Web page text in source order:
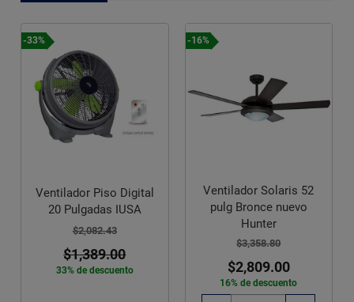
-33%
Ventilador Piso Digital
20 Pulgadas IUSA
$2,082.43
$1,389.00
33% de descuento
-16%
Ventilador Solaris 52
pulg Bronce nuevo
Hunter
$3,358.80
$2,809.00
16% de descuento